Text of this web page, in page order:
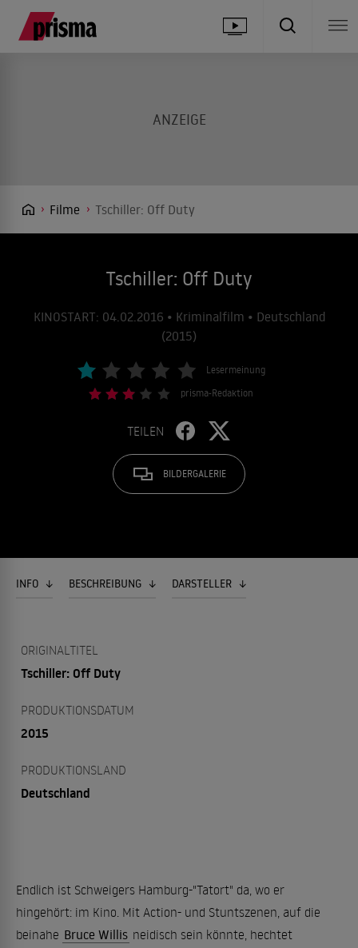
Filme Tschiller: Off Duty
Tschiller: Off Duty
KINOSTART: 04.02.2016 • Kriminalfilm • Deutschland
(2015)
Lesermeinung
prisma-Redaktion
TEILEN
BILDERGALERIE
INFO BESCHREIBUNG DARSTELLER
ORIGINALTITEL
Tschiller: Off Duty
PRODUKTIONSDATUM
2015
PRODUKTIONSLAND
Deutschland
Endlich ist Schweigers Hamburg-"Tatort" da, wo er
hingehört: im Kino. Mit Action- und Stuntszenen, auf die
beinahe Bruce Willis neidisch sein könnte, hechtet